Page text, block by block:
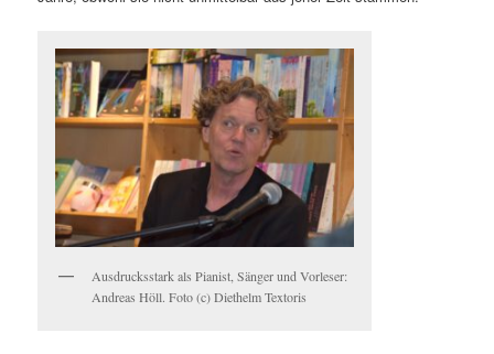
Ausdrucksstark als Pianist, Sänger und Vorleser:
Andreas Höll. Foto (c) Diethelm Textoris